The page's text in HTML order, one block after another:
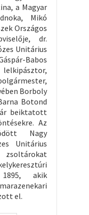
a Magyar
Mikó
Országos
dr.
Unitárius
Babos
Borboly
Botond
beiktatott
Az
Nagy
Unitárius
1895, akik
el.